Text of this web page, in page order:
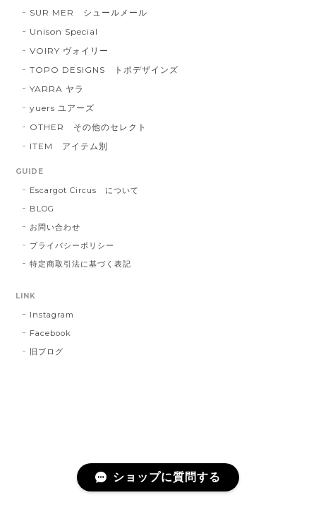
SUR MER シュールメール
Unison Special
VOIRY ヴォイリー
TOPO DESIGNS トポデザインズ
YARRA ヤラ
yuers ユアーズ
OTHER その他のセレクト
ITEM アイテム別
GUIDE
Escargot Circus について
BLOG
お問い合わせ
プライバシーポリシー
特定商取引法に基づく表記
LINK
Instagram
Facebook
旧ブログ
ショップに質問する